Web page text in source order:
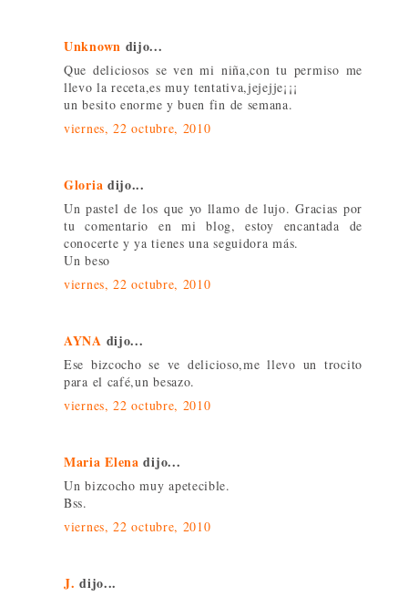
Unknown dijo...
Que deliciosos se ven mi niña,con tu permiso me
llevo la receta,es muy tentativa,jejejje¡¡¡
un besito enorme y buen fin de semana.
viernes, 22 octubre, 2010
Gloria dijo...
Un pastel de los que yo llamo de lujo. Gracias por
tu comentario en mi blog, estoy encantada de
conocerte y ya tienes una seguidora más.
Un beso
viernes, 22 octubre, 2010
AYNA dijo...
Ese bizcocho se ve delicioso,me llevo un trocito
para el café,un besazo.
viernes, 22 octubre, 2010
Maria Elena dijo...
Un bizcocho muy apetecible.
Bss.
viernes, 22 octubre, 2010
J. dijo...